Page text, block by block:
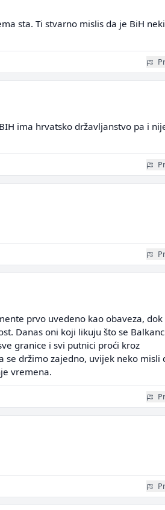
sta. Ti stvarno mislis da je BiH neki
ima hrvatsko državljanstvo pa i
prvo uvedeno kao obaveza, dok
Danas oni koji likuju što se
granice i svi putnici proći kroz
se držimo zajedno, uvijek neko misli
vremena.